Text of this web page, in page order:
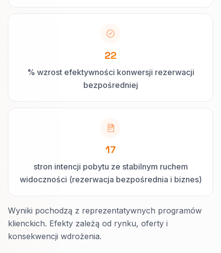
22
% wzrost efektywności konwersji rezerwacji
bezpośredniej
17
stron intencji pobytu ze stabilnym ruchem
widoczności (rezerwacja bezpośrednia i biznes)
Wyniki pochodzą z reprezentatywnych programów
klienckich. Efekty zależą od rynku, oferty i
konsekwencji wdrożenia.